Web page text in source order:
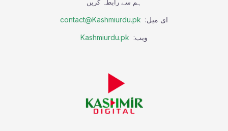
ہم سے رابطہ کریں
ای میل: contact@Kashmiurdu.pk
ویب: Kashmiurdu.pk